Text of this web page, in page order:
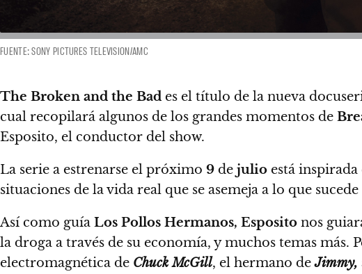
FUENTE: SONY PICTURES TELEVISION/AMC
The Broken and the Bad es el título de la nueva
cual recopilará algunos de los grandes momentos de
Esposito, el conductor del show.
La serie a estrenarse el próximo 9 de julio está
situaciones de la vida real que se asemeja a lo que
Así como guía Los Pollos Hermanos, Esposito nos
la droga a través de su economía, y muchos temas más.
electromagnética de Chuck McGill, el hermano deJimmy,